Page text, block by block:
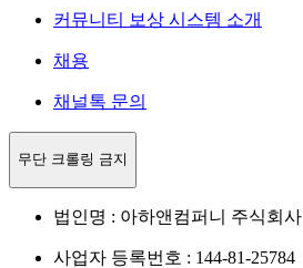
커뮤니티 보상 시스템 소개
채용
채널톡 문의
무단 크롤링 금지
법인명 : 아하앤컴퍼니 주식회사
사업자 등록번호 : 144-81-25784